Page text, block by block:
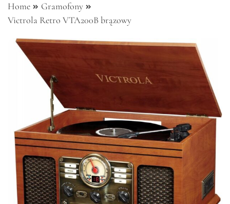
Home
Gramofony
Victrola Retro VTA200B brązowy